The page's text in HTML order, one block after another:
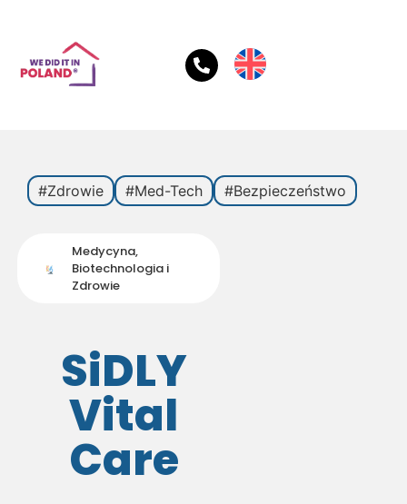
#Zdrowie #Med-Tech #Bezpieczeństwo
Medycyna,
Biotechnologia i
Zdrowie
SiDLY
Vital
Care